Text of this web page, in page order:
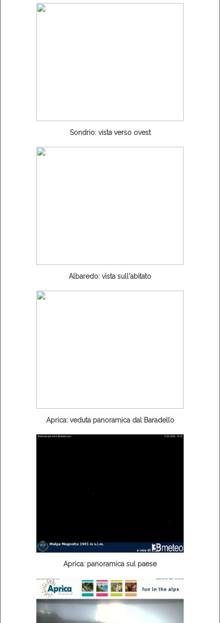
Sondrio: vista verso ovest
Albaredo: vista sull'abitato
Aprica: veduta panoramica dal Baradello
Aprica: panoramica sul paese